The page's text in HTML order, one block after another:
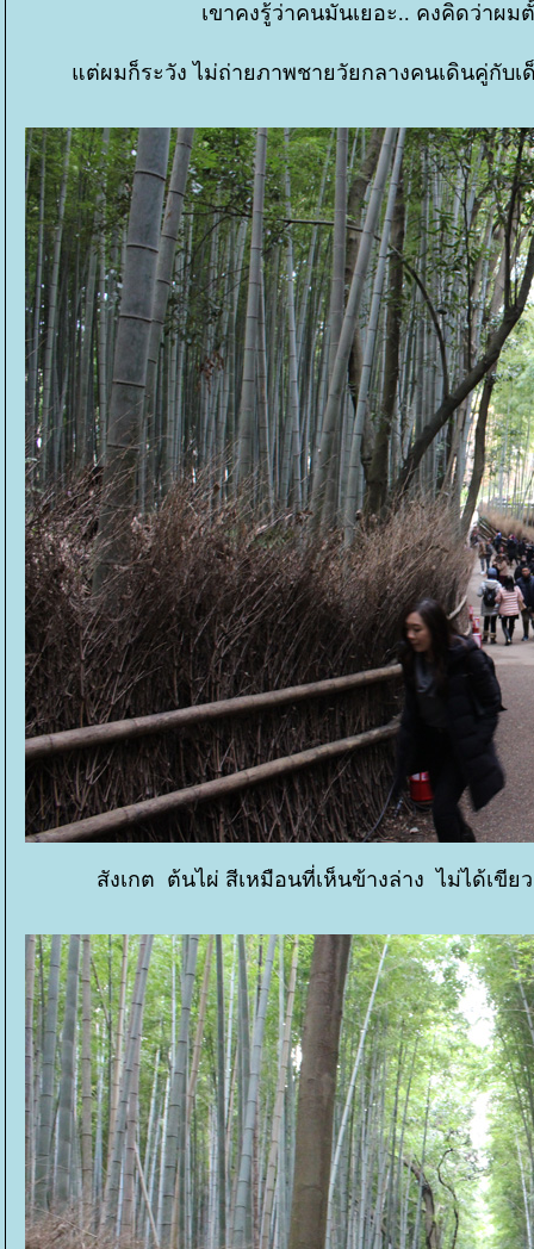
เขาคงรู้ว่าคนมันเยอะ.. คงคิดว่าผม
ต่ผมก็ระวัง ไม่ถ่ายภาพชายวัยกลางคนเดินคู่กับเ
สังเกต ต้นไผ่ สีเหมือนที่เห็นข้างล่าง ไม่ได้เขี